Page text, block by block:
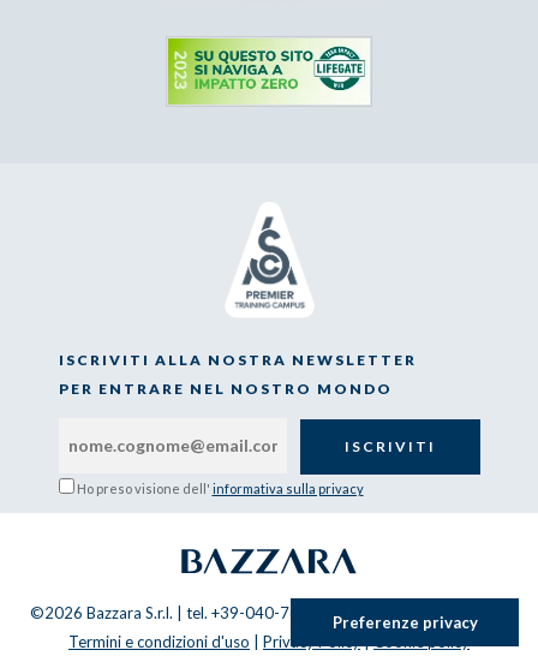
ISCRIVITI ALLA NOSTRA NEWSLETTER
PER ENTRARE NEL NOSTRO MONDO
Ho preso visione dell' informativa sulla privacy
©2026 Bazzara S.r.l. | tel. +39-040-767849 | P.IVA: 00949800320 |
Termini e condizioni d'uso
Privacy Policy